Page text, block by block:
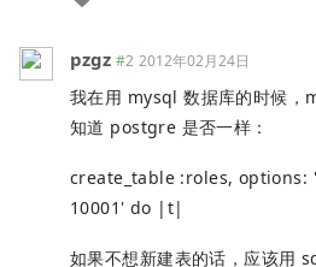
pzgz #2 2012年02月24日
我在用 mysql 数据库的时候
知道 postgre 是否一样：
create_table :roles, options:
10001' do |t|
如果不想新建表的话，应该用